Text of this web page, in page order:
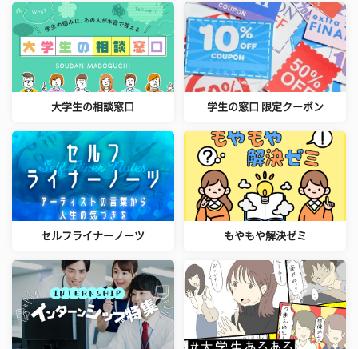
大学生の相談窓口 学生の窓口 限定クーポン
セルフライナーノーツ もやもや解決ゼミ